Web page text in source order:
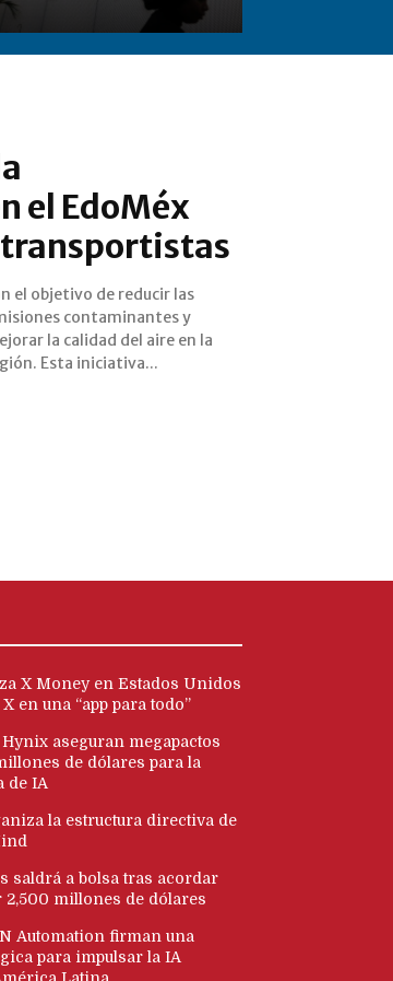
el EdoMéx
transportistas
Esta iniciativa...
X Money en Estados Unidos
en una “app para todo”
Hynix aseguran megapactos
de dólares para la
de IA
la estructura directiva de
saldrá a bolsa tras acordar
millones de dólares
Automation firman una
para impulsar la IA
Latina